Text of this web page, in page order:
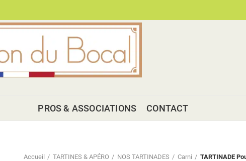
PROS & ASSOCIATIONS CONTACT
Accueil TARTINES & APÉRO NOS TARTINADES Carni TARTINADE